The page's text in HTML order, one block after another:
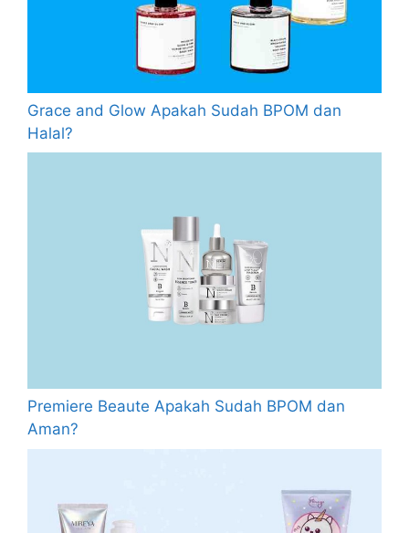
Grace and Glow Apakah Sudah BPOM dan
Halal?
Premiere Beaute Apakah Sudah BPOM dan
Aman?